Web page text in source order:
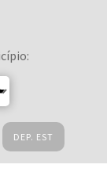
DEP. EST